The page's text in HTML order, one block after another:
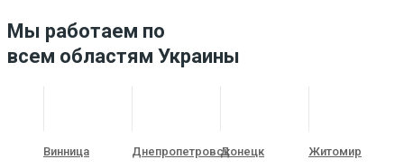
Мы работаем по
всем областям Украины
Винница ДнепропетровскДонецк Житомир